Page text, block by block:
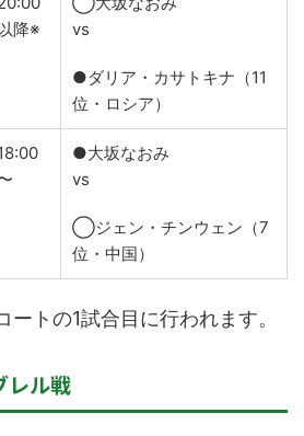
降※
vs
●ダリア・カサトキナ（11
位・ロシア）
●大坂なおみ
vs
◯ジェン・チンウェン（7
位・中国）
トの1試合目に行われます。
レル戦